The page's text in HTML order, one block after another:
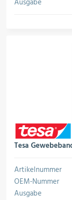
Tesa
Artikelnummer
OEM-Nummer
Ausgabe